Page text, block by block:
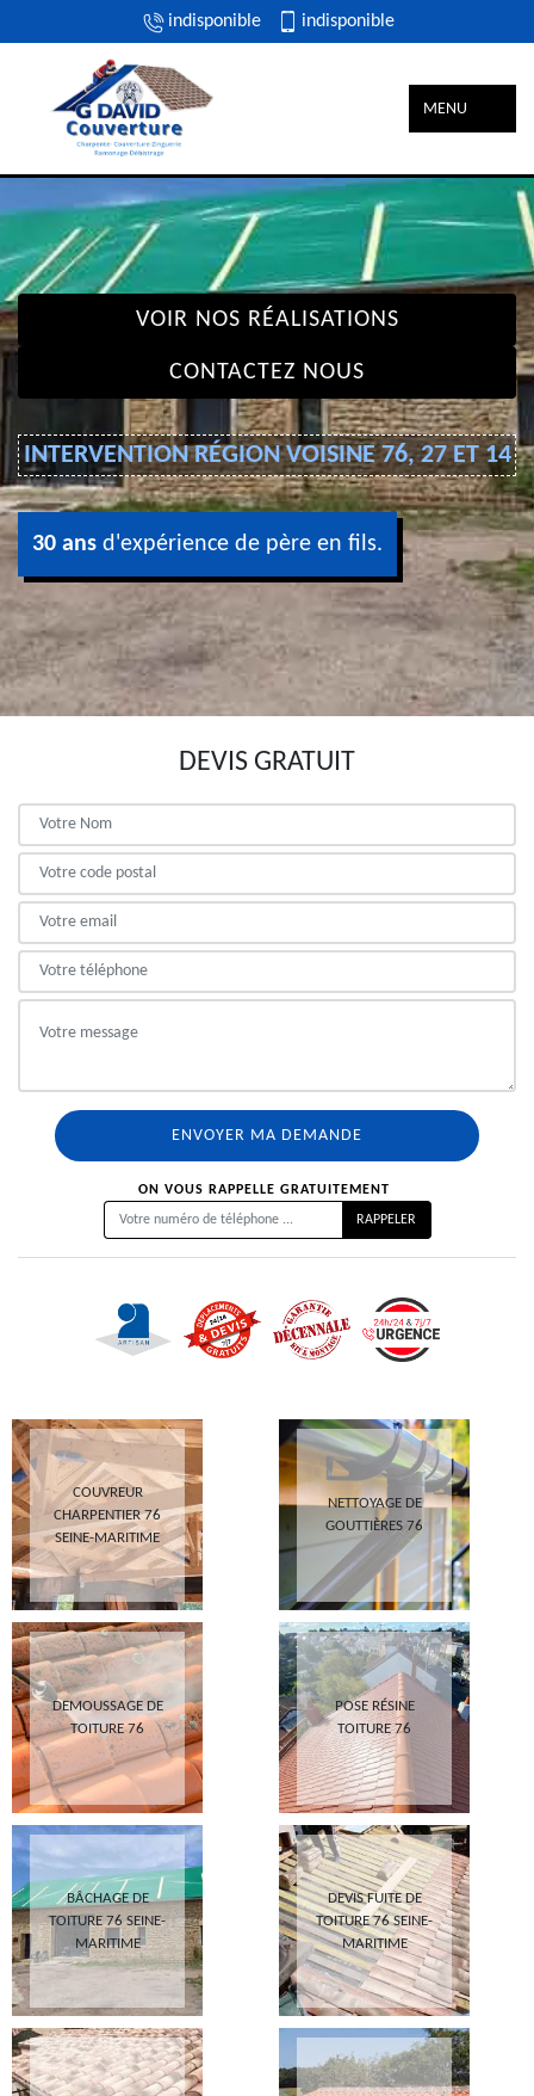
indisponible indisponible
MENU
VOIR NOS RÉALISATIONS
CONTACTEZ NOUS
INTERVENTION RÉGION VOISINE 76, 27 ET 14
30 ans d'expérience de père en fils.
DEVIS GRATUIT
ON VOUS RAPPELLE GRATUITEMENT
COUVREUR
CHARPENTIER 76
SEINE-MARITIME
NETTOYAGE DE
GOUTTIÈRES 76
DEMOUSSAGE DE
TOITURE 76
POSE RÉSINE
TOITURE 76
BÂCHAGE DE
TOITURE 76 SEINE-
MARITIME
DEVIS FUITE DE
TOITURE 76 SEINE-
MARITIME